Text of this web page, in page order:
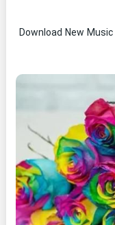
Download New Music